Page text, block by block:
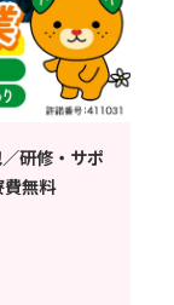
研修・サポ
無料